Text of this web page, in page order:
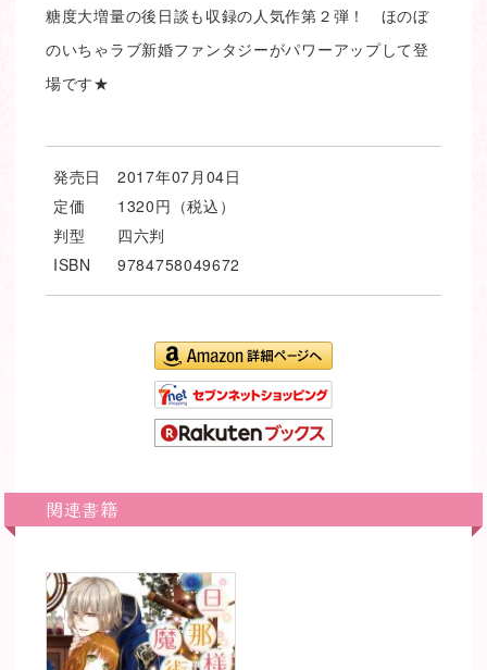
糖度大増量の後日談も収録の人気作第２弾！ ほのぼ
のいちゃラブ新婚ファンタジーがパワーアップして登
場です★
発売日
2017年07月04日
定価
1320円（税込）
判型
四六判
ISBN
9784758049672
関連書籍